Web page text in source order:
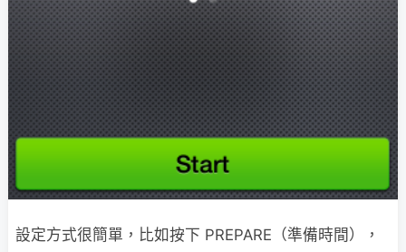
設定方式很簡單，比如按下 PREPARE（準備時間），